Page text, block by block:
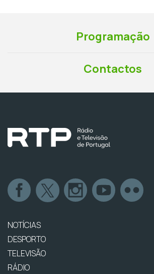
Programação
Contactos
NOTÍCIAS
DESPORTO
TELEVISÃO
RÁDIO